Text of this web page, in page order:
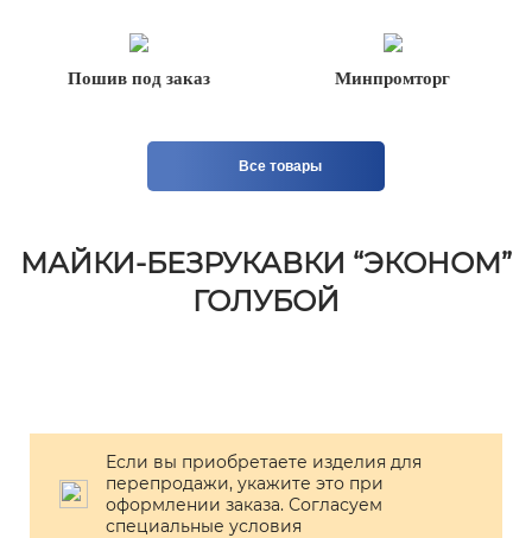
Пошив под заказ Минпромторг
Все товары
МАЙКИ-БЕЗРУКАВКИ “ЭКОНОМ”
ГОЛУБОЙ
Если вы приобретаете изделия для
перепродажи, укажите это при
оформлении заказа. Согласуем
специальные условия